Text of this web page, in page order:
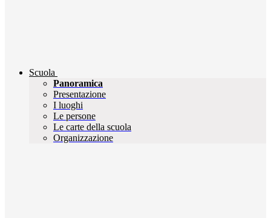
Scuola
Panoramica
Presentazione
I luoghi
Le persone
Le carte della scuola
Organizzazione